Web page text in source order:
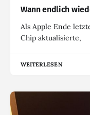
Wann endlich
Als Apple Ende
Chip aktualisierte,
WEITERLESEN